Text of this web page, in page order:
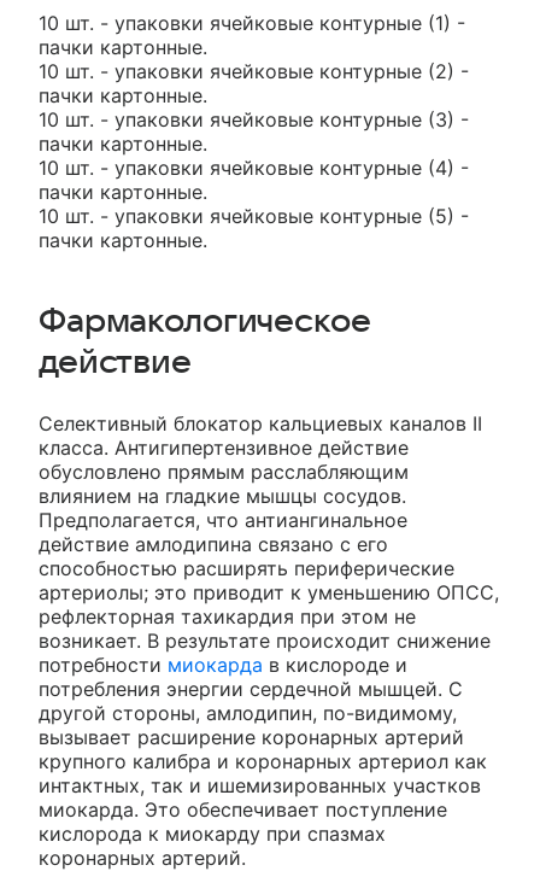
10 шт. - упаковки ячейковые контурные (1) -
пачки картонные.
10 шт. - упаковки ячейковые контурные (2) -
пачки картонные.
10 шт. - упаковки ячейковые контурные (3) -
пачки картонные.
10 шт. - упаковки ячейковые контурные (4) -
пачки картонные.
10 шт. - упаковки ячейковые контурные (5) -
пачки картонные.
Фармакологическое
действие
Селективный блокатор кальциевых каналов II
класса. Антигипертензивное действие
обусловлено прямым расслабляющим
влиянием на гладкие мышцы сосудов.
Предполагается, что антиангинальное
действие амлодипина связано с его
способностью расширять периферические
артериолы; это приводит к уменьшению ОПСС,
рефлекторная тахикардия при этом не
возникает. В результате происходит снижение
потребности миокарда в кислороде и
потребления энергии сердечной мышцей. С
другой стороны, амлодипин, по-видимому,
вызывает расширение коронарных артерий
крупного калибра и коронарных артериол как
интактных, так и ишемизированных участков
миокарда. Это обеспечивает поступление
кислорода к миокарду при спазмах
коронарных артерий.